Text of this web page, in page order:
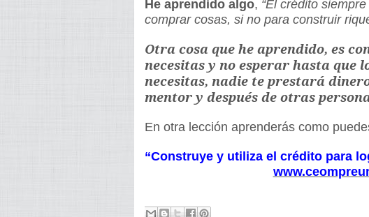
He aprendido algo, “El crédito
comprar cosas, si no para construir
Otra cosa que he aprendido, es
necesitas y no esperar hasta que
necesitas, nadie te prestará
mentor y después de otras
En otra lección aprenderás como
“Construye y utiliza el crédito para